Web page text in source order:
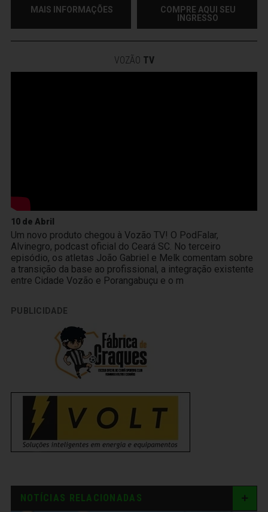
MAIS INFORMAÇÕES
COMPRE AQUI SEU
INGRESSO
VOZÃO TV
10 de Abril
Um novo produto chegou à Vozão TV! O PodFalar,
Alvinegro, podcast oficial do Ceará SC. No terceiro
episódio, os atletas João Gabriel e Melk comentam sobre
a transição da base ao profissional, a integração existente
entre Cidade Vozão e Porangabuçu e o m
PUBLICIDADE
NOTÍCIAS RELACIONADAS